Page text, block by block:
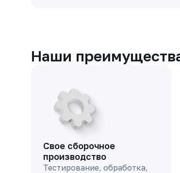
Наши
Свое сборочное
производство
Тестирование, обработка,